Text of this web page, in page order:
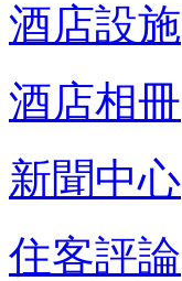
酒店設施
酒店相冊
新聞中心
住客評論